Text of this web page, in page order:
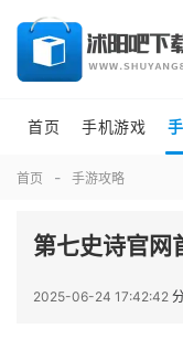
首页 手机游戏
首页 手游攻略
第七史诗官网
2025-06-24 17:42:42